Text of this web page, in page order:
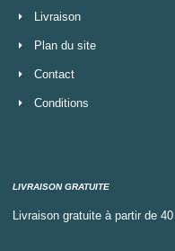
Livraison
Plan du site
Contact
Conditions
LIVRAISON GRATUITE
Livraison gratuite à partir de